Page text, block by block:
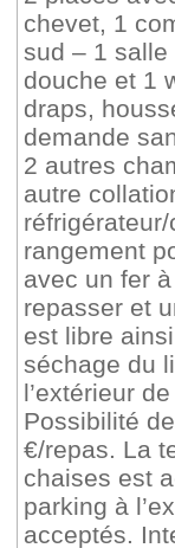
chevet, 1
sud – 1
douche et 1
draps,
demande
2 autres
autre
rangement
avec un fer
repasser et
est libre
séchage du
l’extérieur
Possibilité
€/repas. La
chaises est
parking à
acceptés.